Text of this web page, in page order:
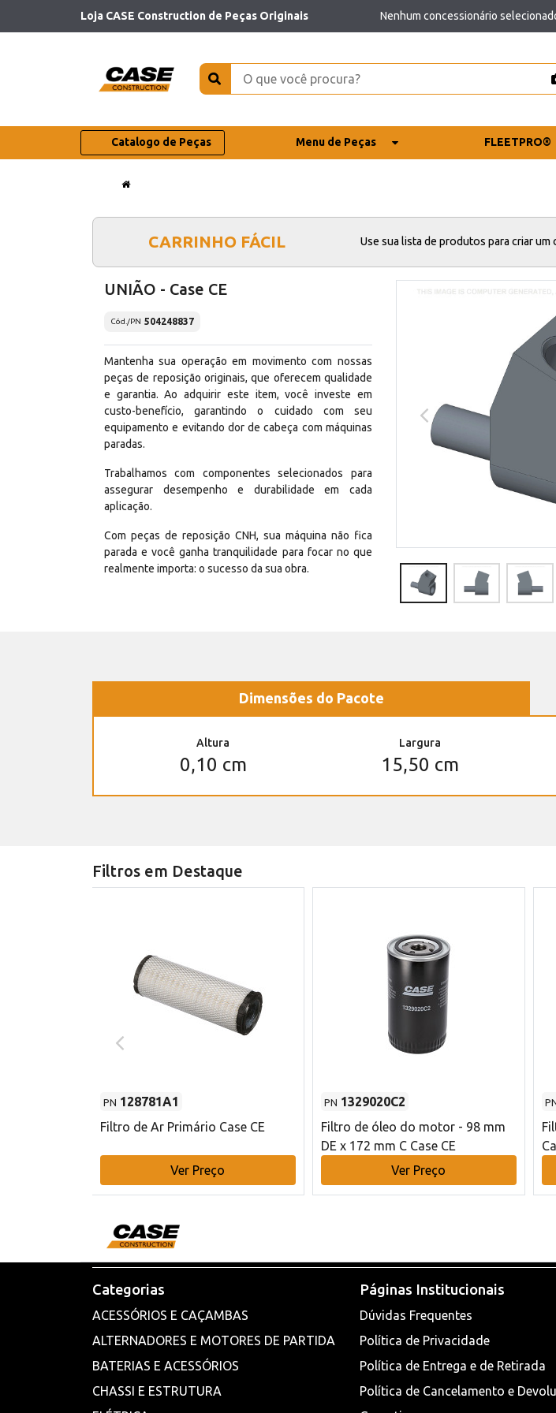
Loja CASE Construction de Peças Originais Nenhum concessionário
Catalogo de Peças Menu de Peças FLEETPRO®
CARRINHO FÁCIL Use sua lista de produtos para criar um
UNIÃO - Case CE
Cód./PN 504248837
Mantenha sua operação em movimento com nossas
peças de reposição originais, que oferecem qualidade
e garantia. Ao adquirir este item, você investe em
custo-benefício, garantindo o cuidado com seu
equipamento e evitando dor de cabeça com máquinas
paradas.
Trabalhamos com componentes selecionados para
assegurar desempenho e durabilidade em cada
aplicação.
Com peças de reposição CNH, sua máquina não fica
parada e você ganha tranquilidade para focar no que
realmente importa: o sucesso da sua obra.
Dimensões do Pacote
Altura
0,10 cm
Largura
15,50 cm
Filtros em Destaque
PN 128781A1
Filtro de Ar Primário Case CE
Ver Preço
PN 1329020C2
Filtro de óleo do motor - 98 mm
DE x 172 mm C Case CE
Ver Preço
Categorias
ACESSÓRIOS E CAÇAMBAS
ALTERNADORES E MOTORES DE PARTIDA
BATERIAS E ACESSÓRIOS
CHASSI E ESTRUTURA
Páginas Institucionais
Dúvidas Frequentes
Política de Privacidade
Política de Entrega e de Retirada
Política de Cancelamento e